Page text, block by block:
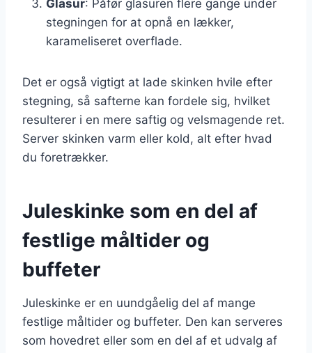
Glasur: Påfør glasuren flere gange under
stegningen for at opnå en lækker,
karameliseret overflade.
Det er også vigtigt at lade skinken hvile efter
stegning, så safterne kan fordele sig, hvilket
resulterer i en mere saftig og velsmagende ret.
Server skinken varm eller kold, alt efter hvad
du foretrækker.
Juleskinke som en del af
festlige måltider og
buffeter
Juleskinke er en uundgåelig del af mange
festlige måltider og buffeter. Den kan serveres
som hovedret eller som en del af et udvalg af